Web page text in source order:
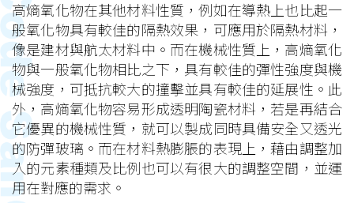
高熵氧化物在其他材料性質，例如在導熱上也比起一
般氧化物具有較佳的隔熱效果，可應用於隔熱材料，
像是建材與航太材料中。而在機械性質上，高熵氧化
物與一般氧化物相比之下，具有較佳的彈性強度與機
械強度，可抵抗較大的撞擊並具有較佳的延展性。此
外，高熵氧化物容易形成透明陶瓷材料，若是再結合
它優異的機械性質，就可以製成同時具備安全又透光
的防彈玻璃。而在材料熱膨脹的表現上，藉由調整加
入的元素種類及比例也可以有很大的調整空間，並運
用在對應的需求。